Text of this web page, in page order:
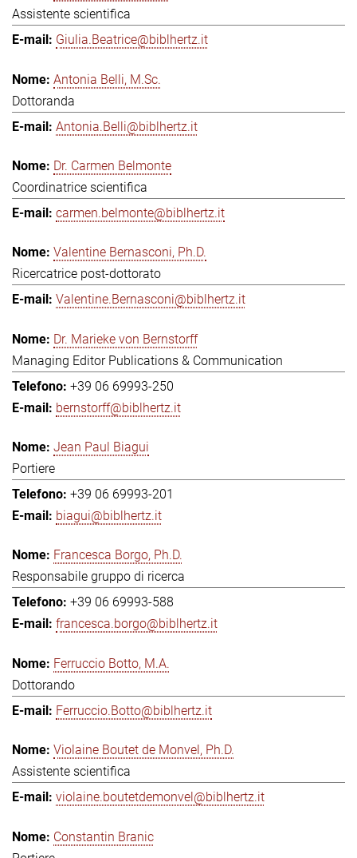
Assistente scientifica
Giulia.Beatrice@biblhertz.it
Antonia Belli, M.Sc.
Dottoranda
Antonia.Belli@biblhertz.it
Dr. Carmen Belmonte
Coordinatrice scientifica
carmen.belmonte@biblhertz.it
Valentine Bernasconi, Ph.D.
Ricercatrice post-dottorato
Valentine.Bernasconi@biblhertz.it
Dr. Marieke von Bernstorff
Managing Editor Publications & Communication
+39 06 69993-250
bernstorff@biblhertz.it
Jean Paul Biagui
Portiere
+39 06 69993-201
biagui@biblhertz.it
Francesca Borgo, Ph.D.
Responsabile gruppo di ricerca
+39 06 69993-588
francesca.borgo@biblhertz.it
Ferruccio Botto, M.A.
Dottorando
Ferruccio.Botto@biblhertz.it
Violaine Boutet de Monvel, Ph.D.
Assistente scientifica
violaine.boutetdemonvel@biblhertz.it
Constantin Branic